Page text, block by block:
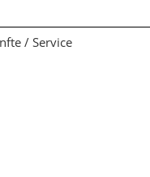
/ Service